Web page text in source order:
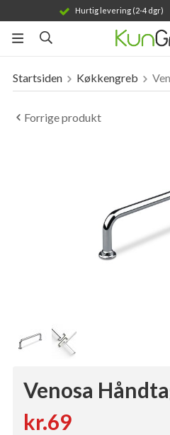
Hurtig levering (2-4 dgr)
Produktet er blevet
Startsiden Køkkengreb
Forrige produkt
Venosa
kr.69